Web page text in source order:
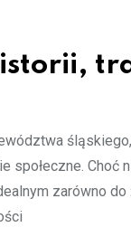
społeczne.
zarówno